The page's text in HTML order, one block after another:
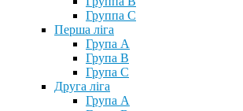
Группа C
Перша ліга
Група A
Група B
Група C
Друга ліга
Група A